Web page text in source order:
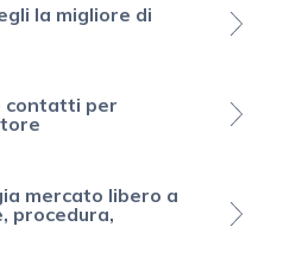
la migliore di
contatti per
mercato libero a
procedura,